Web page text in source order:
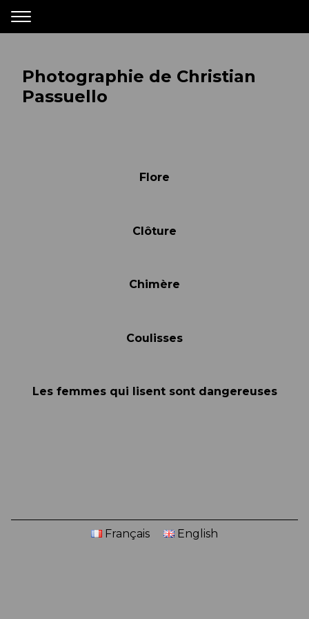
Photographie de Christian
Passuello
Flore
Clôture
Chimère
Coulisses
Les femmes qui lisent sont dangereuses
Français English